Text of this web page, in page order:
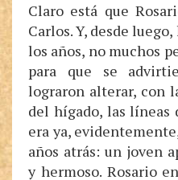
Claro está que
Carlos. Y, desde
los años, no muchos
para que se
lograron alterar, con
del hígado, las líneas
era ya,
años atrás: un joven
y hermoso. Rosario